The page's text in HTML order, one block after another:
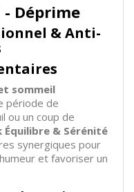
Déprime
& Anti-
sommeil
période de
ou un coup de
Équilibre & Sérénité
synergiques pour
et favoriser un